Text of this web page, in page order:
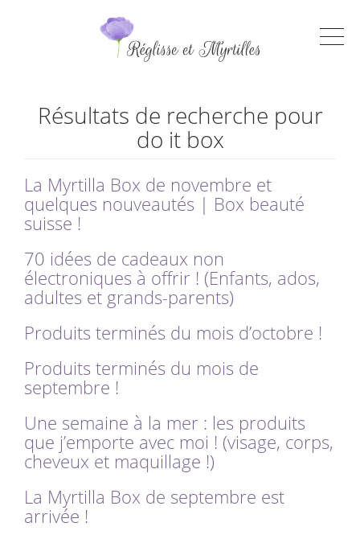
Résultats de recherche pour
do it box
La Myrtilla Box de novembre et
quelques nouveautés | Box beauté
suisse !
70 idées de cadeaux non
électroniques à offrir ! (Enfants, ados,
adultes et grands-parents)
Produits terminés du mois d’octobre !
Produits terminés du mois de
septembre !
Une semaine à la mer : les produits
que j’emporte avec moi ! (visage, corps,
cheveux et maquillage !)
La Myrtilla Box de septembre est
arrivée !